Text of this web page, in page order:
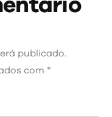
publicado.
com *